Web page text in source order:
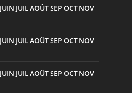
JUIN JUIL AOÛTSEP OCT NOV
JUIN JUIL AOÛTSEP OCT NOV
JUIN JUIL AOÛTSEP OCT NOV